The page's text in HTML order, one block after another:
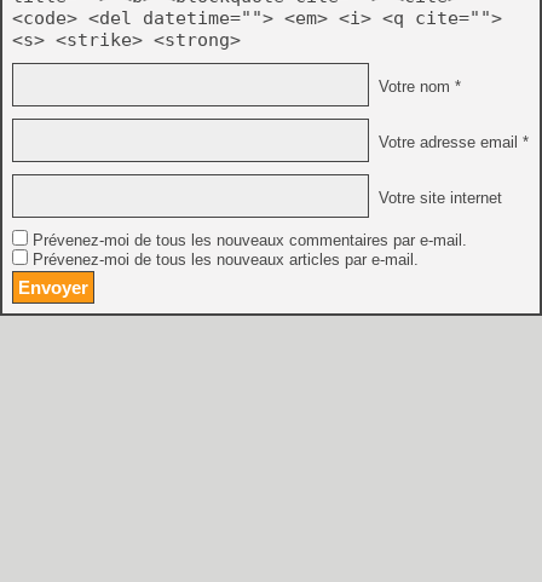
<code> <del datetime=""> <em> <i> <q cite="">
<s> <strike> <strong>
Votre nom *
Votre adresse email *
Votre site internet
Prévenez-moi de tous les nouveaux commentaires par e-mail.
Prévenez-moi de tous les nouveaux articles par e-mail.